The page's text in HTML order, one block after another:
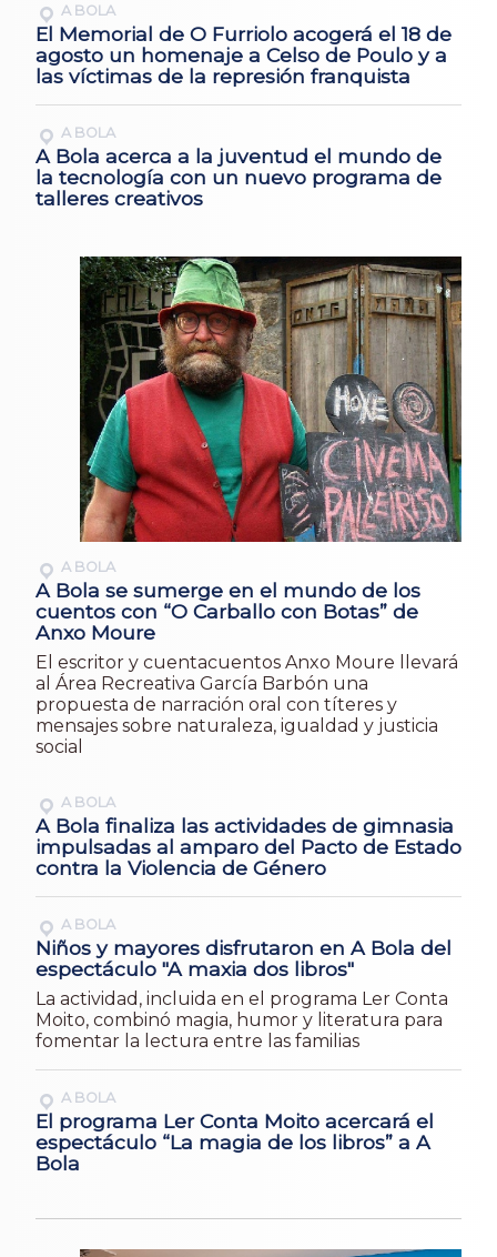
A BOLA
El Memorial de O Furriolo acogerá el 18 de
agosto un homenaje a Celso de Poulo y a
las víctimas de la represión franquista
A BOLA
A Bola acerca a la juventud el mundo de
la tecnología con un nuevo programa de
talleres creativos
A BOLA
A Bola se sumerge en el mundo de los
cuentos con “O Carballo con Botas” de
Anxo Moure
El escritor y cuentacuentos Anxo Moure llevará
al Área Recreativa García Barbón una
propuesta de narración oral con títeres y
mensajes sobre naturaleza, igualdad y justicia
social
A BOLA
A Bola finaliza las actividades de gimnasia
impulsadas al amparo del Pacto de Estado
contra la Violencia de Género
A BOLA
Niños y mayores disfrutaron en A Bola del
espectáculo "A maxia dos libros"
La actividad, incluida en el programa Ler Conta
Moito, combinó magia, humor y literatura para
fomentar la lectura entre las familias
A BOLA
El programa Ler Conta Moito acercará el
espectáculo “La magia de los libros” a A
Bola